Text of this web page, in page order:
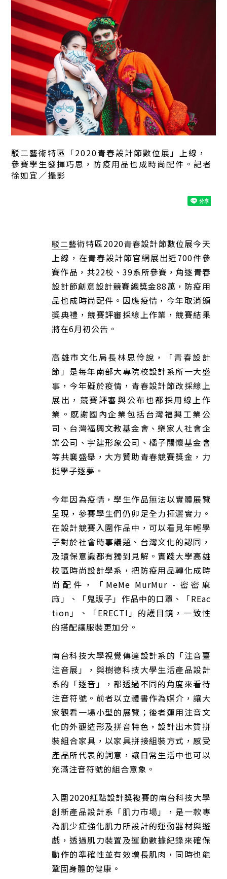
駁二藝術特區「2020青春設計節數位展」上線，
參賽學生發揮巧思，防疫用品也成時尚配件。記者
徐如宜／攝影
駁二藝術特區2020青春設計節數位展今天
上線，在青春設計節官網展出近700件參
賽作品，共22校、39系所參賽，角逐青春
設計節創意設計競賽總獎金88萬，防疫用
品也成時尚配件。因應疫情，今年取消頒
獎典禮，競賽評審採線上作業，競賽結果
將在6月初公告。
高雄市文化局長林思伶說，「青春設計
節」是每年南部大專院校設計系所一大盛
事，今年礙於疫情，青春設計節改採線上
展出，競賽評審與公布也都採用線上作
業。感謝國內企業包括台灣福興工業公
司、台灣福興文教基金會、樂家人社會企
業公司、宇建形象公司、橘子關懷基金會
等共襄盛舉，大方贊助青春競賽獎金，力
挺學子逐夢。
今年因為疫情，學生作品無法以實體展覽
呈現，參賽學生們仍卯足全力揮灑實力。
在設計競賽入圍作品中，可以看見年輕學
子對於社會時事議題、台灣文化的認同，
及環保意識都有獨到見解。實踐大學高雄
校區時尚設計學系，把防疫用品轉化成時
尚配件，「MeMe MurMur - 密密麻
麻」、「鬼販子」作品中的口罩、「REac
tion」、「ERECTI」的護目鏡，一致性
的搭配讓服裝更加分。
南台科技大學視覺傳達設計系的「注音臺
注音展」，與樹德科技大學生活產品設計
系的「逐音」，都透過不同的角度來看待
注音符號。前者以立體書作為媒介，讓大
家觀看一場小型的展覽；後者運用注音文
化的外觀造形及拼音特色，設計出木質拼
裝組合家具，以家具拼接組裝方式，感受
產品所代表的詞意，讓日常生活中也可以
充滿注音符號的組合意象。
入圍2020紅點設計獎複賽的南台科技大學
創新產品設計系「肌力市場」，是一款專
為肌少症強化肌力所設計的運動器材與遊
戲，透過肌力裝置及運動數據紀錄來確保
動作的準確性並有效增長肌肉，同時也能
鞏固身體的健康。